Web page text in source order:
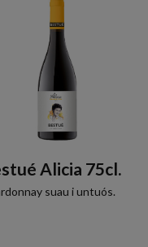
Alicia 75cl.
suau i untuós.